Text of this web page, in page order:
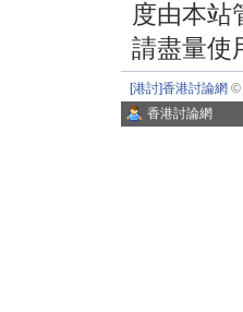
度由本站
請盡量使
[港討]香港討論網 ©
香港討論網